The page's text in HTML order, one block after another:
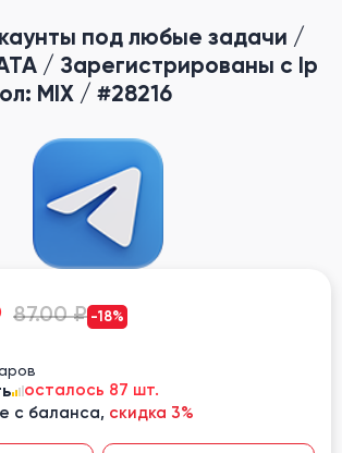
под любые задачи /
/ Зарегистрированы с Ip
MIX / #28216
87.00 ₽ -18%
осталось 87 шт.
с баланса, скидка 3%